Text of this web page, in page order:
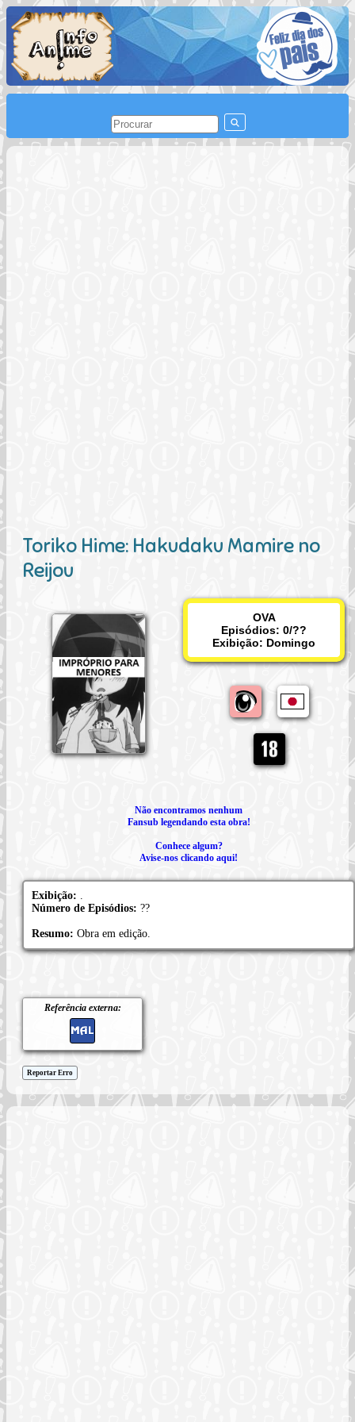
Toriko Hime: Hakudaku Mamire no
Reijou
OVA
Episódios: 0/??
Exibição: Domingo
Não encontramos nenhum
Fansub legendando esta obra!
Conhece algum?
Avise-nos clicando aqui!
Exibição:
Número de Episódios: ??
Resumo: Obra em edição.
Referência externa:
Reportar Erro